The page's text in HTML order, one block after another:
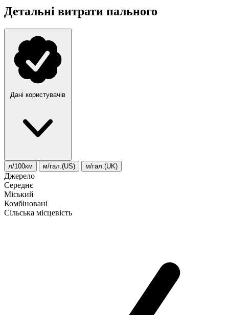
Детальні витрати пального
Дані користувачів
л/100км м/гал.(US) м/гал.(UK)
Джерело
Середнє
Міський
Комбіновані
Сільська місцевість